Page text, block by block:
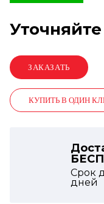
КУПИТЬ В ОДИН
Срок
дней